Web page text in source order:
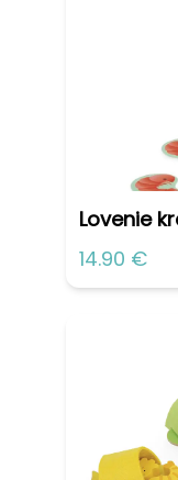
Lovenie
14.90 €